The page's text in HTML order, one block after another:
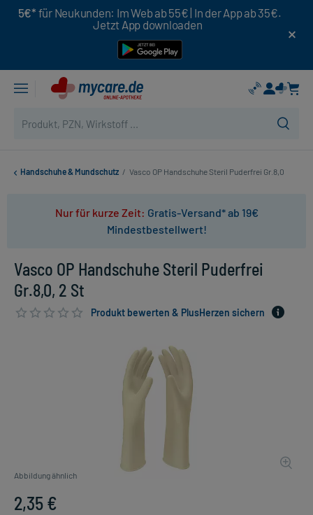
5€* für Neukunden: Im Web ab 55€ | In der App ab 35€.
Jetzt App downloaden
Handschuhe & Mundschutz / Vasco OP Handschuhe Steril Puderfrei Gr.8,0
Nur für kurze Zeit: Gratis-Versand* ab 19€
Mindestbestellwert!
Vasco OP Handschuhe Steril Puderfrei
Gr.8,0, 2 St
Produkt bewerten & PlusHerzen sichern
Abbildung ähnlich
2,35 €